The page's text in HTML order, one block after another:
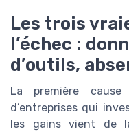
Les trois
l’échec :
d’outils,
La première
d’entreprises qui
les gains vient de